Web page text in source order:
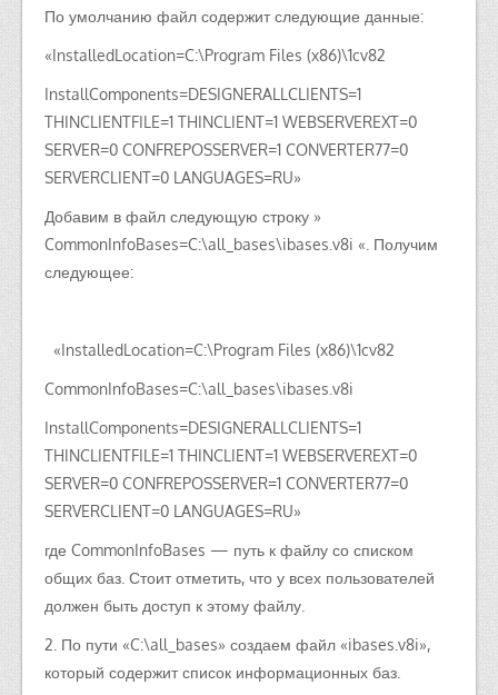
По умолчанию файл содержит следующие данные:
«InstalledLocation=C:\Program Files (x86)\1cv82
InstallComponents=DESIGNERALLCLIENTS=1
THINCLIENTFILE=1 THINCLIENT=1 WEBSERVEREXT=0
SERVER=0 CONFREPOSSERVER=1 CONVERTER77=0
SERVERCLIENT=0 LANGUAGES=RU»
Добавим в файл следующую строку »
CommonInfoBases=C:\all_bases\ibases.v8i «. Получим
следующее:
«InstalledLocation=C:\Program Files (x86)\1cv82
CommonInfoBases=C:\all_bases\ibases.v8i
InstallComponents=DESIGNERALLCLIENTS=1
THINCLIENTFILE=1 THINCLIENT=1 WEBSERVEREXT=0
SERVER=0 CONFREPOSSERVER=1 CONVERTER77=0
SERVERCLIENT=0 LANGUAGES=RU»
где CommonInfoBases — путь к файлу со списком
общих баз. Стоит отметить, что у всех пользователей
должен быть доступ к этому файлу.
2. По пути «C:\all_bases» создаем файл «ibases.v8i»,
который содержит список информационных баз.